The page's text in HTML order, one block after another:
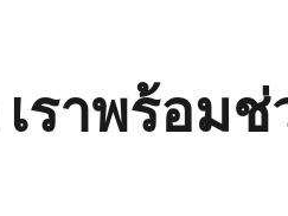
เราพร้อม